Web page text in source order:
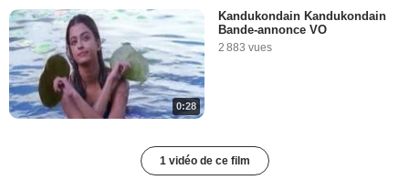
0:28
Kandukondain Kandukondain
Bande-annonce VO
2 883 vues
1 vidéo de ce film